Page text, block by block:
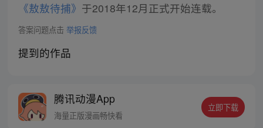
《敖敖待捕》 于2018年12月正式开始连载。
答案问题点击 举报反馈
提到的作品
腾讯动漫App
海量正版漫画畅快看
立即下载